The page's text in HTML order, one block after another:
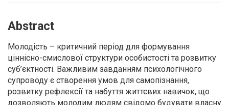
Abstract
Молодість – критичний період для формування
ціннісно-смислової структури особистості та розвитку
суб’єктності. Важливим завданням психологічного
супроводу є створення умов для самопізнання,
розвитку рефлексії та набуття життєвих навичок, що
дозволяють молодим людям свідомо будувати власну